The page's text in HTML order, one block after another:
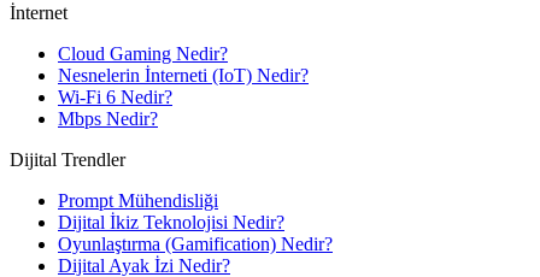
İnternet
Cloud Gaming Nedir?
Nesnelerin İnterneti (IoT) Nedir?
Wi-Fi 6 Nedir?
Mbps Nedir?
Dijital Trendler
Prompt Mühendisliği
Dijital İkiz Teknolojisi Nedir?
Oyunlaştırma (Gamification) Nedir?
Dijital Ayak İzi Nedir?